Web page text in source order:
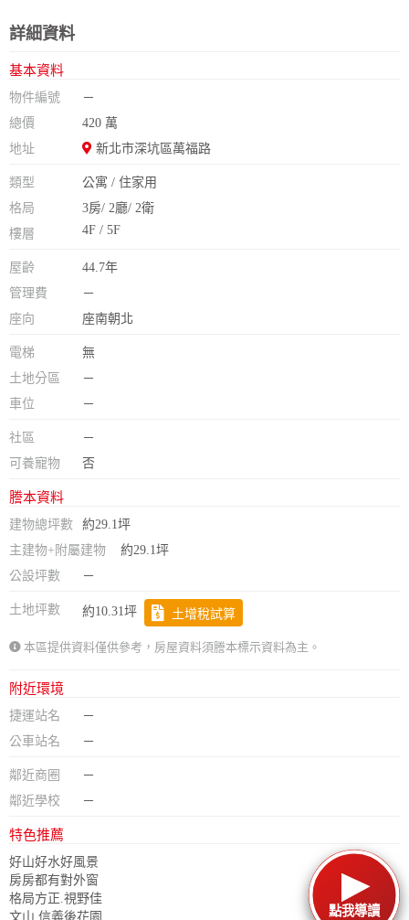
點我導讀
詳細資料
基本資料
物件編號
－
總價
420 萬
地址
新北市深坑區萬福路
類型
公寓 / 住家用
格局
3房/ 2廳/ 2衛
樓層
4F / 5F
屋齡
44.7年
管理費
－
座向
座南朝北
電梯
無
土地分區
－
車位
－
社區
－
可養寵物
否
謄本資料
建物總坪數
約29.1坪
主建物+附屬建物
約29.1坪
公設坪數
－
土地坪數 約10.31坪 土增稅試算
本區提供資料僅供參考，房屋資料須謄本標示資料為主。
附近環境
捷運站名
－
公車站名
－
鄰近商圈
－
鄰近學校
－
特色推薦
好山好水好風景
房房都有對外窗
格局方正.視野佳
文山.信義後花園